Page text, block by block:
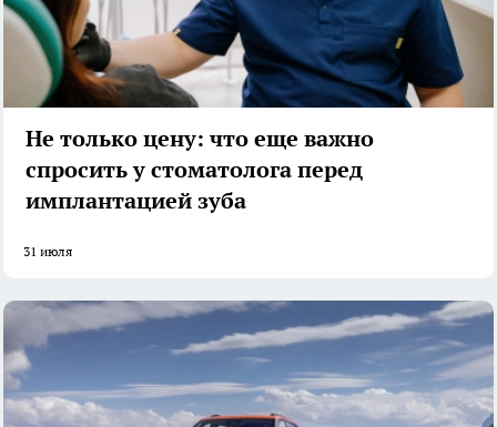
Не только цену: что еще важно
спросить у стоматолога перед
имплантацией зуба
31 июля